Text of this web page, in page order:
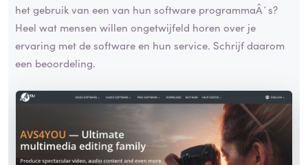
het gebruik van een van hun software programmaÂ´s?
Heel wat mensen willen ongetwijfeld horen over je
ervaring met de software en hun service. Schrijf daarom
een beoordeling.